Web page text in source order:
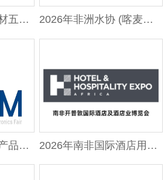
2026年南非国际建材五大行业展览会 2026年非洲水协 (喀麦隆) 年会暨展览
2026西非五金机电产品展览会 2026年南非国际酒店用品展